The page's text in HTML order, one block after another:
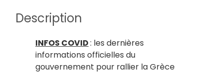
Description
INFOS COVID: les dernières
informations officielles du
gouvernement pour rallier la Grèce